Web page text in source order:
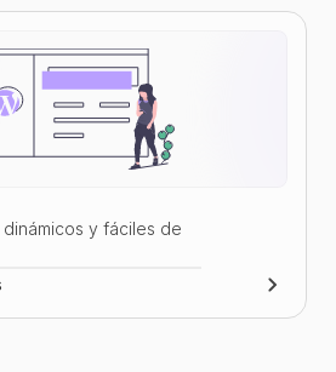
y fáciles de